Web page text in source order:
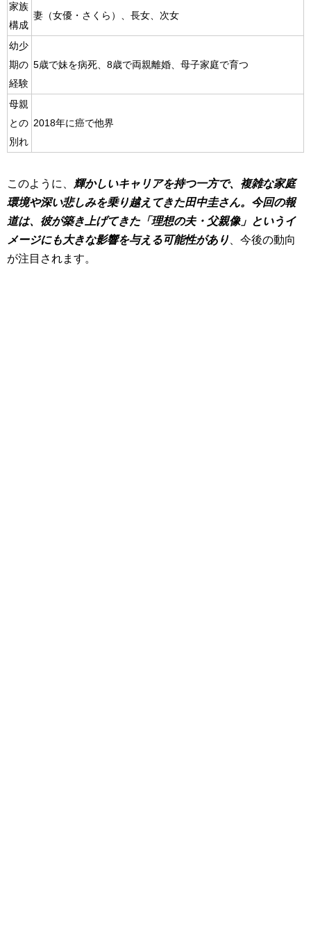
家族
構成
妻（女優・さくら）、長女、次女
幼少
期の
経験
5歳で妹を病死、8歳で両親離婚、母子家庭で育つ
母親
との
別れ
2018年に癌で他界
このように、
輝かしいキャリアを持つ一方で、複雑な家庭
環境や深い悲しみを乗り越えてきた田中圭さん。今回の報
道は、彼が築き上げてきた「理想の夫・父親像」というイ
メージにも大きな影響を与える可能性があり 、今後の動向
が注目されます。